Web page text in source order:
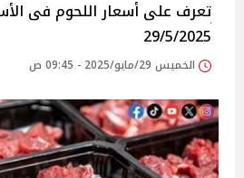
29/5/2025
الخميس 29/مايو/2025 - 09:45 ص